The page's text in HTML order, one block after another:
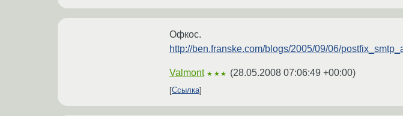
Офкос.
http://ben.franske.com/blogs/2005/09/06/
Valmont ★★★ (28.05.2008 07:06:49 +00:00)
Ссылка